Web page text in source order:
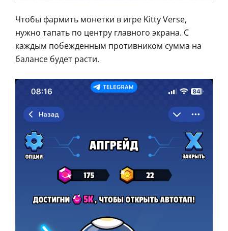
Чтобы фармить монетки в игре Kitty Verse,
нужно тапать по центру главного экрана. С
каждым побежденным противником сумма на
балансе будет расти.